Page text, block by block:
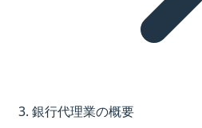
銀行代理業の概要